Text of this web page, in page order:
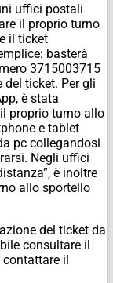
uffici postali
il proprio turno
il ticket
basterà
3715003715
del ticket. Per gli
è stata
proprio turno allo
e tablet
pc collegandosi
Negli uffici
è inoltre
allo sportello
del ticket da
consultare il
il